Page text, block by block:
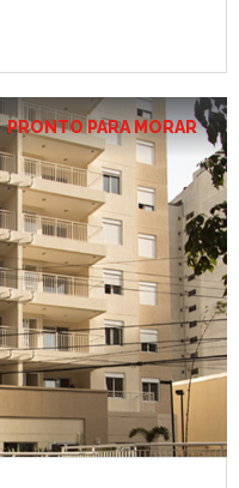
PRONTO PARA MORAR